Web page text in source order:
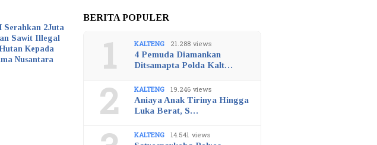
Serahkan 2Juta
Sawit Illegal
Kepada
Nusantara
BERITA POPULER
1 KALTENG 21.288 views
4 Pemuda Diamankan
Ditsamapta Polda Kalt…
2 KALTENG 19.246 views
Aniaya Anak Tirinya Hingga
Luka Berat, S…
KALTENG 14.541 views